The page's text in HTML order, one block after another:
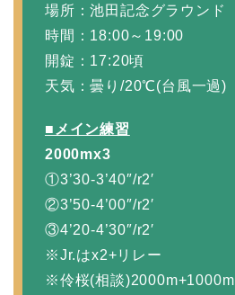
場所：池田記念グラウンド
時間：18:00～19:00
開錠：17:20頃
天気：曇り/20℃(台風一過)
■メイン練習
2000mx3
①3’30-3’40″/r2′
②3’50-4’00″/r2′
③4’20-4’30″/r2′
※Jr.はx2+リレー
※伶桜(相談)2000m+1000m